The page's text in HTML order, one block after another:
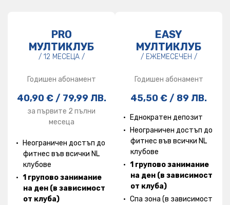
PRO
МУЛТИКЛУБ
/ 12 МЕСЕЦА /
Годишен абонамент
40,90 € / 79,99 ЛВ.
за първите 2 пълни
месеца
Неограничен достъп до
фитнес във всички NL
клубове
1 групово занимание
на ден (в зависимост
от клуба)
EASY
МУЛТИКЛУБ
/ ЕЖЕМЕСЕЧЕН /
Годишен абонамент
45,50 € / 89 ЛВ.
Еднократен депозит
Неограничен достъп до
фитнес във всички NL
клубове
1 групово занимание
на ден (в зависимост
от клуба)
Спа зона (в зависимост